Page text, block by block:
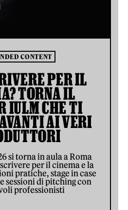
CONTENT
PER IL
TORNA IL
IULM CHE TI
AI VERI
si torna in aula a Roma
per il cinema e la
pratiche, stage in case
sessioni di pitching con
professionisti